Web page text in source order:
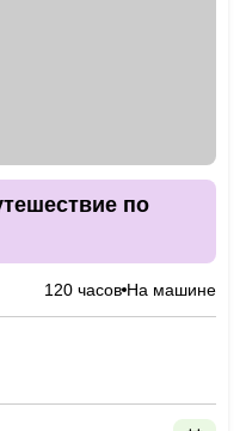
по
120 часов На машине